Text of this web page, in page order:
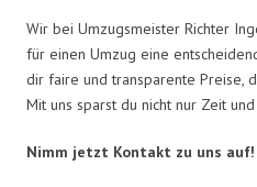
Wir bei Umzugsmeister Richter
für einen Umzug eine
dir faire und transparente Preise,
Mit uns sparst du nicht nur Zeit
Nimm jetzt Kontakt zu uns auf!